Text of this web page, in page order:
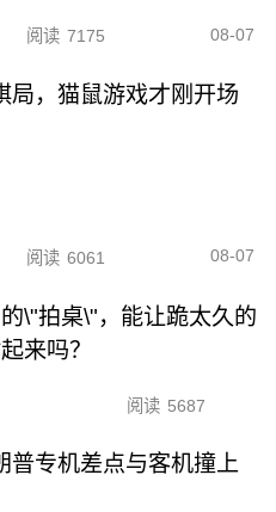
阅读 7175 08-07
局，猫鼠游戏才刚开场
阅读 6061 08-07
\"拍桌\"，能让跪太久的
来吗？
阅读 5687
普专机差点与客机撞上